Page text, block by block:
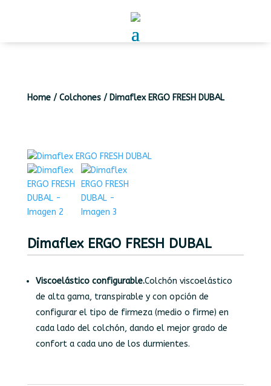
Home/ Colchones/ Dimaflex ERGO FRESH DUBAL
Dimaflex ERGO FRESH DUBAL
Viscoelástico configurable.Colchón viscoelástico
de alta gama, transpirable y con opción de
configurar el tipo de firmeza (medio o firme) en
cada lado del colchón, dando el mejor grado de
confort a cada uno de los durmientes.